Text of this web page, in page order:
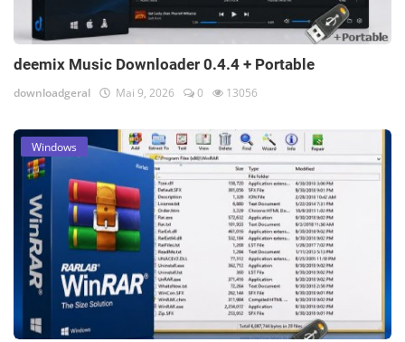
deemix Music Downloader 0.4.4 + Portable
downloadgeral Mai 9, 2026 0 13056
Windows